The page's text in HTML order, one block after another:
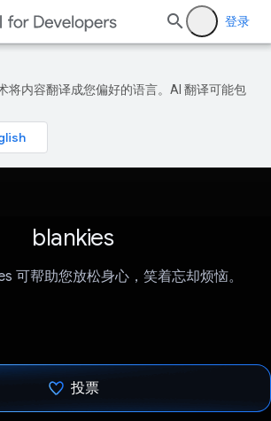
登录
将内容翻译成您偏好的语言。AI 翻译可能包
blankies
可帮助您放松身心，笑着忘却烦恼。
投票